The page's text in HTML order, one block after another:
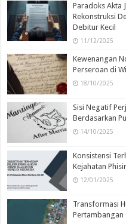
Paradoks Akta
Rekonstruksi
Debitur Kecil
11/12/2025
Kewenangan
Perseroan di
18/10/2025
Sisi Negatif
Berdasarkan
14/10/2025
Konsistensi
Kejahatan
12/01/2025
Transformasi
Pertambangan